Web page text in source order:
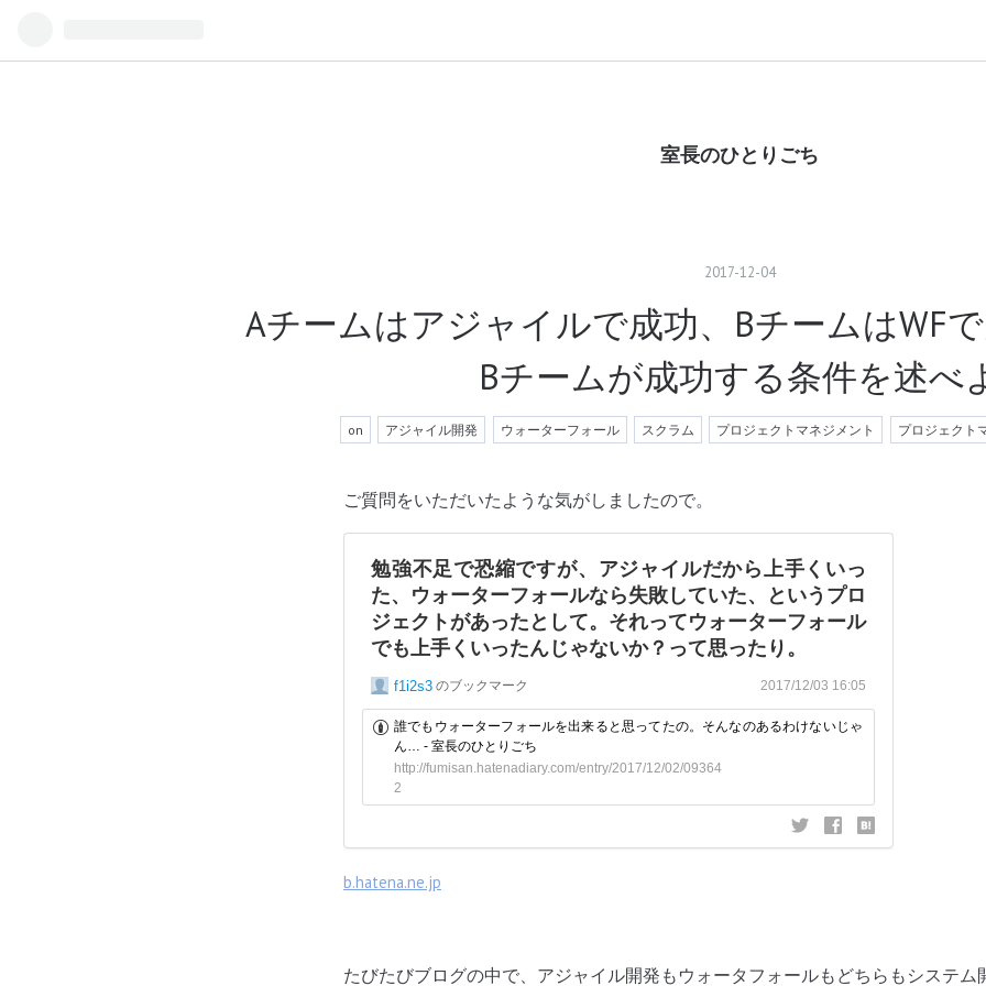
室長のひとりごち
2017-12-04
Aチームはアジャイルで成功、BチームはWFで
Bチームが成功する条件を述べ
on アジャイル開発 ウォーターフォール スクラム プロジェクトマネジメント プロジェクト
ご質問をいただいたような気がしましたので。
b.hatena.ne.jp
たびたびブログの中で、 アジャイル開発もウォータフォールもどちらも システム